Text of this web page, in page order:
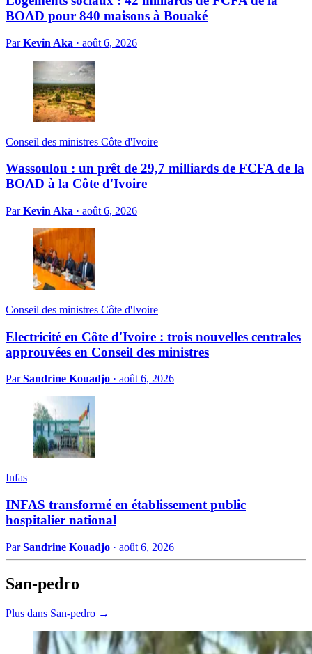
BOAD pour 840 maisons à Bouaké
ParKevin Aka · août 6, 2026
Conseil des ministres Côte d'Ivoire
Wassoulou : un prêt de 29,7 milliards de FCFA de la
BOAD à la Côte d'Ivoire
ParKevin Aka · août 6, 2026
Conseil des ministres Côte d'Ivoire
Electricité en Côte d'Ivoire : trois nouvelles centrales
approuvées en Conseil des ministres
ParSandrine Kouadjo · août 6, 2026
Infas
INFAS transformé en établissement public
hospitalier national
ParSandrine Kouadjo · août 6, 2026
San-pedro
Plus dans San-pedro →